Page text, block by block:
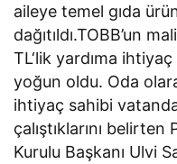
aileye temel gıda
dağıtıldı.TOBB’un
TL‘lik yardıma
yoğun oldu. Oda
ihtiyaç sahibi
çalıştıklarını
Kurulu Başkanı Ulvi